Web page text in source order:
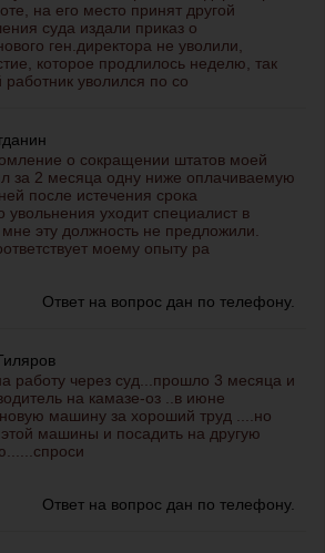
на его место принят другой
суда издали приказ о
ген.директора не уволили,
которое продлилось неделю, так
работник уволился по со
о сокращении штатов моей
за 2 месяца одну ниже оплачиваемую
после истечения срока
уходит специалист в
эту должность не предложили.
моему опыту ра
Ответ на вопрос дан по телефону.
работу через суд...прошло 3 месяца и
на камазе-оз ..в июне
машину за хороший труд ....но
этой машины и посадить на другую
Ответ на вопрос дан по телефону.